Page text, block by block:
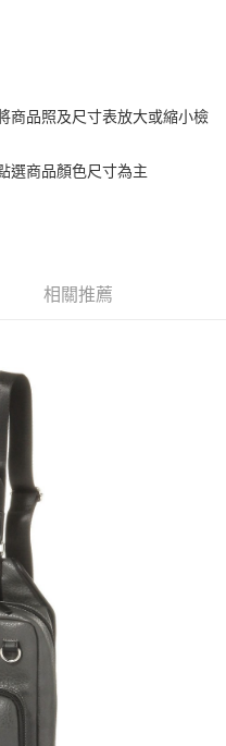
戶可立即使用無須另外申請。
立後會自動跳轉到大哥付的交易
、繳款截止日，確認付款後即完
後續交易確認頁面所載為準。
遇審核未通過，訂單將自動取
達大哥付你分期系統評分，恕無
期」於每月結算日後寄送繳費提
條碼／台灣大直營門市／銀行轉
費。
（以下簡稱本公司）所提供，讓
務，並由商店將買賣／分期付款
司帳單繳交帳款。
約關係目的，商店將以您的個人
」的支付方式。 讓您購物簡單便
儲值。
結帳。
，將跳轉至「AFTEE先享後付」
可完成結帳。
訊。
訊中的連結，可透過四大超商／
視為交易完成。
，但若您需要取消訂單，請聯絡
仍視為有效，需透過AFTEE先享
費
費
費
費
商品照及尺寸表放大或縮小檢
選商品顏色尺寸為主
相關推薦